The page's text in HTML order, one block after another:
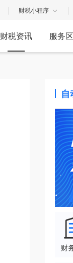
财税小程序
财税资讯 服务
财